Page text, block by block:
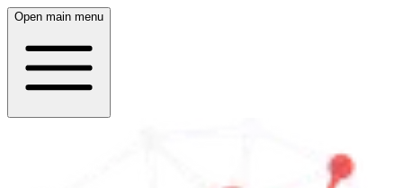
Open main menu